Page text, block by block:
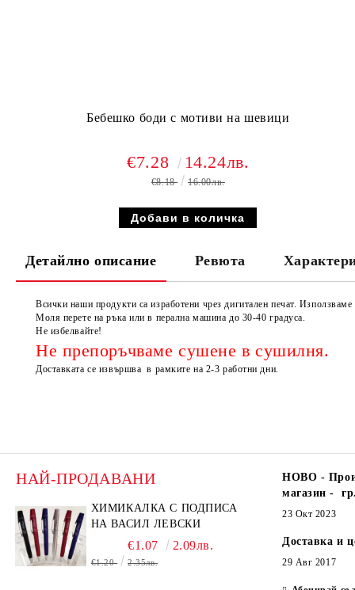
Бебешко боди с мотиви на шевици
€7.28 14.24лв.
€8.18 16.00лв.
Детайлно описание Ревюта
Всички наши продукти са изработени чрез дигитален печат.
Моля перете на ръка или в перална машина до 30-40 градуса.
Не избелвайте!
Не препоръчваме сушене в сушилня.
Доставката се извършва в рамките на 2-3 работни дни.
НАЙ-ПРОДАВАНИ
ХИМИКАЛКА С ПОДПИСА
НА ВАСИЛ ЛЕВСКИ
€1.07 2.09лв.
€1.20 2.35лв.
НОВО -
магазин -
23 Окт 2023
Доставка и
29 Авг 2017